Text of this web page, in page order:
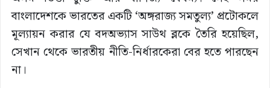
বাংলাদেশকে ভারতের একটি ‘অঙ্গরাজ্য সমতুল্য’ প্রটোকলে
মূল্যায়ন করার যে বদঅভ্যাস সাউথ ব্লকে তৈরি হয়েছিল,
সেখান থেকে ভারতীয় নীতি-নির্ধারকেরা বের হতে পারছেন
না।